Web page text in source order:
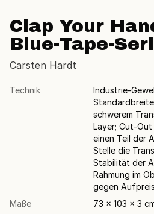
Clap Your
Blue-Tape-
Carsten Hardt
Technik
Industrie-
schwerem
Layer; Cut-
einen Teil der
Stelle die
Stabilität der
Rahmung im
gegen
Maße
73 × 103 × 3